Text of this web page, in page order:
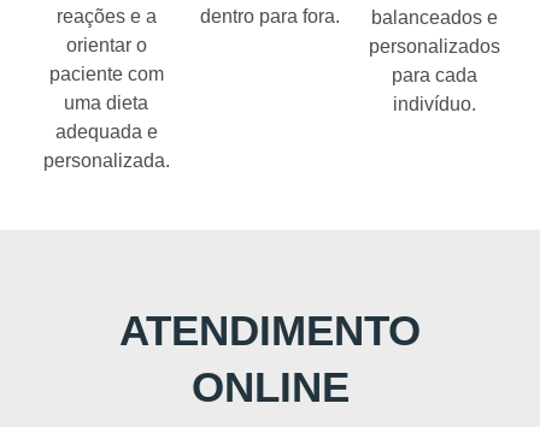
reações e a
orientar o
paciente com
uma dieta
adequada e
personalizada.
dentro para fora.
balanceados e
personalizados
para cada
indivíduo.
ATENDIMENTO
ONLINE